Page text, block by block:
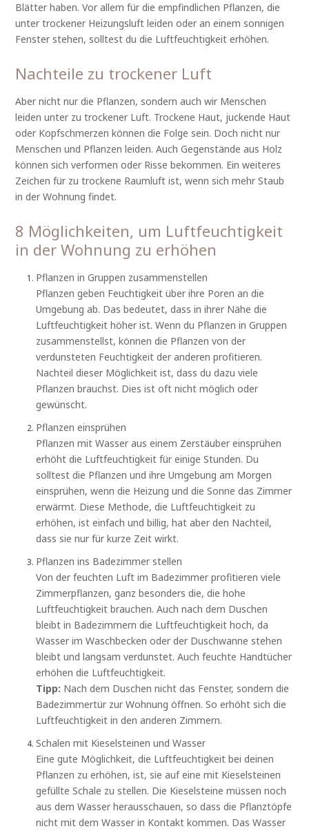
Blätter haben. Vor allem für die empfindlichen Pflanzen, die
unter trockener Heizungsluft leiden oder an einem sonnigen
Fenster stehen, solltest du die Luftfeuchtigkeit erhöhen.
Nachteile zu trockener Luft
Aber nicht nur die Pflanzen, sondern auch wir Menschen
leiden unter zu trockener Luft. Trockene Haut, juckende Haut
oder Kopfschmerzen können die Folge sein. Doch nicht nur
Menschen und Pflanzen leiden. Auch Gegenstände aus Holz
können sich verformen oder Risse bekommen. Ein weiteres
Zeichen für zu trockene Raumluft ist, wenn sich mehr Staub
in der Wohnung findet.
8 Möglichkeiten, um Luftfeuchtigkeit
in der Wohnung zu erhöhen
Pflanzen in Gruppen zusammenstellen
Pflanzen geben Feuchtigkeit über ihre Poren an die
Umgebung ab. Das bedeutet, dass in ihrer Nähe die
Luftfeuchtigkeit höher ist. Wenn du Pflanzen in Gruppen
zusammenstellst, können die Pflanzen von der
verdunsteten Feuchtigkeit der anderen profitieren.
Nachteil dieser Möglichkeit ist, dass du dazu viele
Pflanzen brauchst. Dies ist oft nicht möglich oder
gewünscht.
Pflanzen einsprühen
Pflanzen mit Wasser aus einem Zerstäuber einsprühen
erhöht die Luftfeuchtigkeit für einige Stunden. Du
solltest die Pflanzen und ihre Umgebung am Morgen
einsprühen, wenn die Heizung und die Sonne das Zimmer
erwärmt. Diese Methode, die Luftfeuchtigkeit zu
erhöhen, ist einfach und billig, hat aber den Nachteil,
dass sie nur für kurze Zeit wirkt.
Pflanzen ins Badezimmer stellen
Von der feuchten Luft im Badezimmer profitieren viele
Zimmerpflanzen, ganz besonders die, die hohe
Luftfeuchtigkeit brauchen. Auch nach dem Duschen
bleibt in Badezimmern die Luftfeuchtigkeit hoch, da
Wasser im Waschbecken oder der Duschwanne stehen
bleibt und langsam verdunstet. Auch feuchte Handtücher
erhöhen die Luftfeuchtigkeit.
Tipp: Nach dem Duschen nicht das Fenster, sondern die
Badezimmertür zur Wohnung öffnen. So erhöht sich die
Luftfeuchtigkeit in den anderen Zimmern.
Schalen mit Kieselsteinen und Wasser
Eine gute Möglichkeit, die Luftfeuchtigkeit bei deinen
Pflanzen zu erhöhen, ist, sie auf eine mit Kieselsteinen
gefüllte Schale zu stellen. Die Kieselsteine müssen noch
aus dem Wasser herausschauen, so dass die Pflanztöpfe
nicht mit dem Wasser in Kontakt kommen. Das Wasser